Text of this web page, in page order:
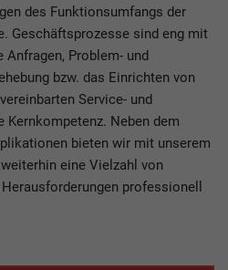
des Funktionsumfangs der
Geschäftsprozesse sind eng mit
Problem- und
bzw. das Einrichten von
Service- und
Kernkompetenz. Neben dem
bieten wir mit unserem
eine Vielzahl von
professionell